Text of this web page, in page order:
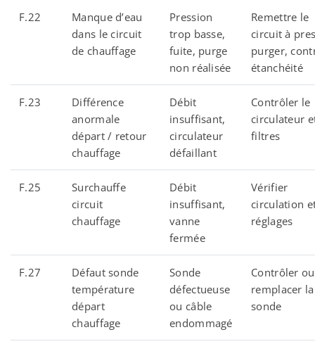
F.22
Manque d’eau
dans le circuit
de chauffage
Pression
trop basse,
fuite, purge
non réalisée
Remettre le
circuit à
purger,
étanchéité
F.23
Différence
anormale
départ / retour
chauffage
Débit
insuffisant,
circulateur
défaillant
Contrôler le
circulateur
filtres
F.25
Surchauffe
circuit
chauffage
Débit
insuffisant,
vanne
fermée
Vérifier
circulation
réglages
F.27
Défaut sonde
température
départ
chauffage
Sonde
défectueuse
ou câble
endommagé
Contrôler ou
remplacer la
sonde